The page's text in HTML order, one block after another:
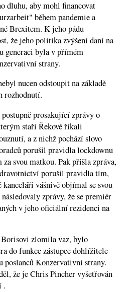
dluhu, aby mohl financovat
během pandemie a
Brexitem. K jeho pádu
že jeho politika zvýšení daní na
generaci byla v přímém
strany.
nucen odstoupit na základě
rozhodnutí.
prosakující zprávy o
staří Řekové říkali
a z nichž pochází slovo
porušil pravidla lockdownu
svou matkou. Pak přišla zpráva,
porušil pravidla tím,
kanceláři vášnivě objímal se svou
zprávy, že se premiér
v jeho oficiální rezidenci na
zlomila vaz, bylo
do funkce zástupce dohlížitele
poslanců Konzervativní strany.
že je Chris Pincher vyšetřován
.